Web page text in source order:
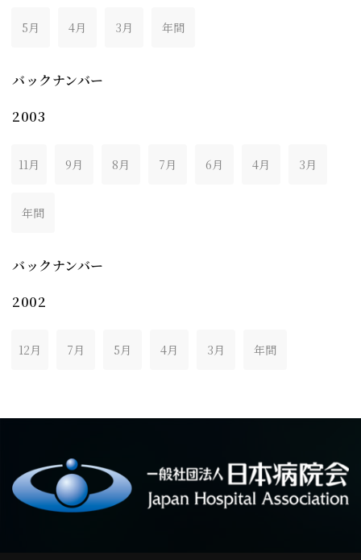
5月 4月 3月 年間
バックナンバー
2003
11月 9月 8月 7月 6月 4月 3月
年間
バックナンバー
2002
12月 7月 5月 4月 3月 年間